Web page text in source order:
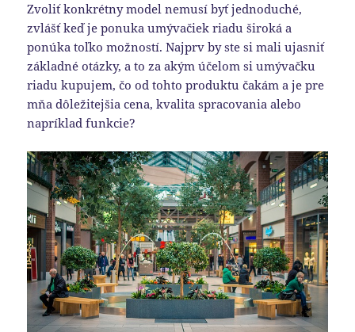
Zvoliť konkrétny model nemusí byť jednoduché,
zvlášť keď je ponuka umývačiek riadu široká a
ponúka toľko možností. Najprv by ste si mali ujasniť
základné otázky, a to za akým účelom si umývačku
riadu kupujem, čo od tohto produktu čakám a je pre
mňa dôležitejšia cena, kvalita spracovania alebo
napríklad funkcie?